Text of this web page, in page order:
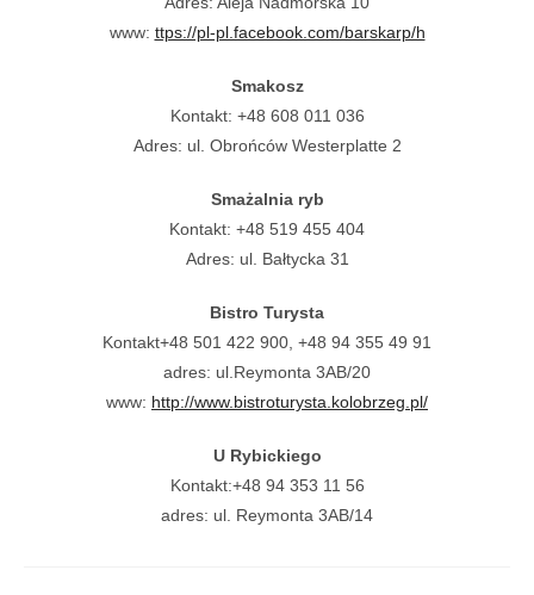
www: ttps://pl-pl.facebook.com/barskarp/h
Smakosz
Kontakt: +48 608 011 036
Adres: ul. Obrońców Westerplatte 2
Smażalnia ryb
Kontakt: +48 519 455 404
Adres: ul. Bałtycka 31
Bistro Turysta
Kontakt+48 501 422 900, +48 94 355 49 91
adres: ul.Reymonta 3AB/20
www: http://www.bistroturysta.kolobrzeg.pl/
U Rybickiego
Kontakt:+48 94 353 11 56
adres: ul. Reymonta 3AB/14